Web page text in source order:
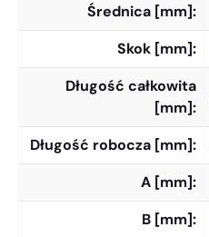
Średnica [mm]
Skok [mm]
Długość całkowita
[mm]
Długość robocza [mm]
A [mm]
B [mm]